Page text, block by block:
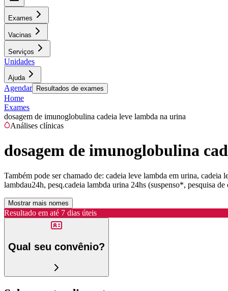
Exames
Vacinas
Serviços
Unidades
Ajuda
Agendar Resultados de exames
Home
Exames
dosagem de imunoglobulina cadeia leve lambda na urina
Análises clínicas
dosagem de imunoglobulina
Também pode ser chamado de: cadeia leve lambda em urina, cadeia
lambdau24h, pesq.cadeia lambda urina 24hs (suspenso*, pesquisa
Mostrar mais nomes
Resultado em até 7 dias úteis
Qual seu convênio?